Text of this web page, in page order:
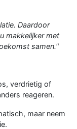
Daardoor
makkelijker met
samen."
verdrietig of
reageren.
maar neem